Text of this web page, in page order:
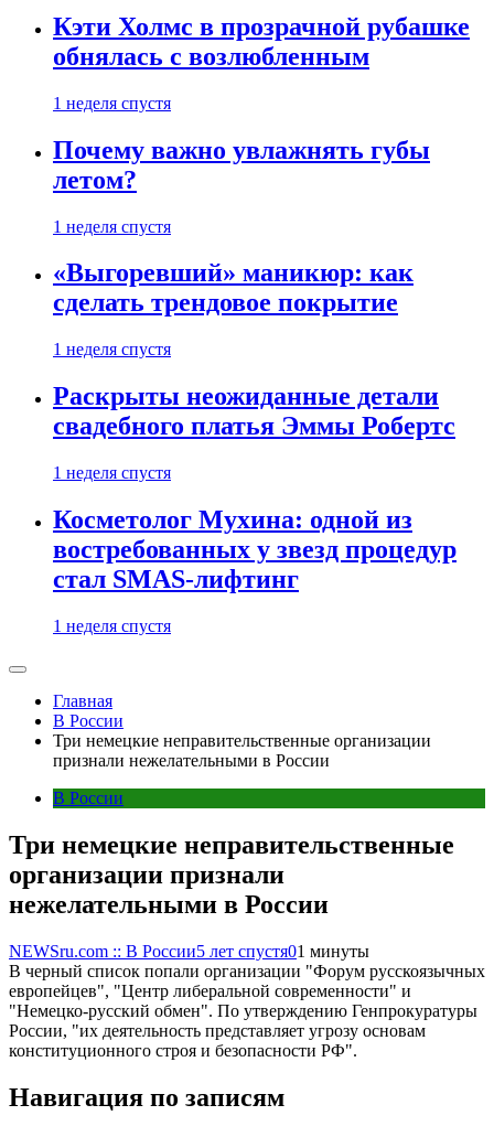
Кэти Холмс в прозрачной рубашке
обнялась с возлюбленным
1 неделя спустя
Почему важно увлажнять губы
летом?
1 неделя спустя
«Выгоревший» маникюр: как
сделать трендовое покрытие
1 неделя спустя
Раскрыты неожиданные детали
свадебного платья Эммы Робертс
1 неделя спустя
Косметолог Мухина: одной из
востребованных у звезд процедур
стал SMAS-лифтинг
1 неделя спустя
Главная
В России
Три немецкие неправительственные организации
признали нежелательными в России
В России
Три немецкие неправительственные
организации признали
нежелательными в России
NEWSru.com :: В России5 лет спустя01 минуты
В черный список попали организации "Форум русскоязычных
европейцев", "Центр либеральной современности" и
"Немецко-русский обмен". По утверждению Генпрокуратуры
России, "их деятельность представляет угрозу основам
конституционного строя и безопасности РФ".
Навигация по записям